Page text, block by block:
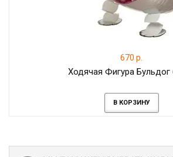
670 р.
Ходячая Фигура Бульдог
В КОРЗИНУ